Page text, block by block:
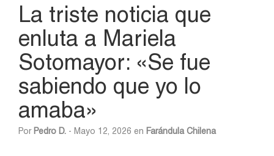
La triste noticia que
enluta a Mariela
Sotomayor: «Se fue
sabiendo que yo lo
amaba»
Por Pedro D. - Mayo 12, 2026 en Farándula Chilena